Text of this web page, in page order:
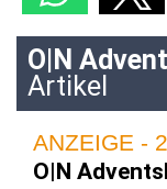
O|N
Artikel
ANZEIGE -
O|N